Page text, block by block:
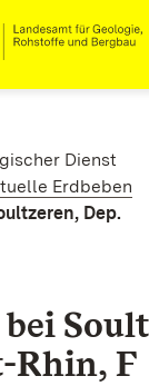
Dienst
Erdbeben
Dep.
Rhin, F